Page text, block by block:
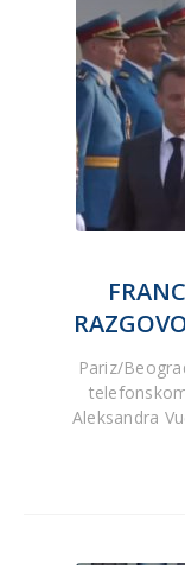
Pariz/
Aleksandra